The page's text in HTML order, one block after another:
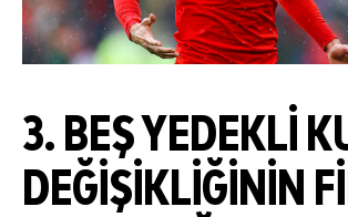
3. BEŞ YEDEKLI
DEĞIŞIKLIĞININ